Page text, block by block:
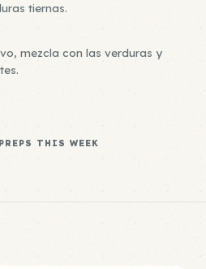
tiernas.
mezcla con las verduras y
THIS WEEK